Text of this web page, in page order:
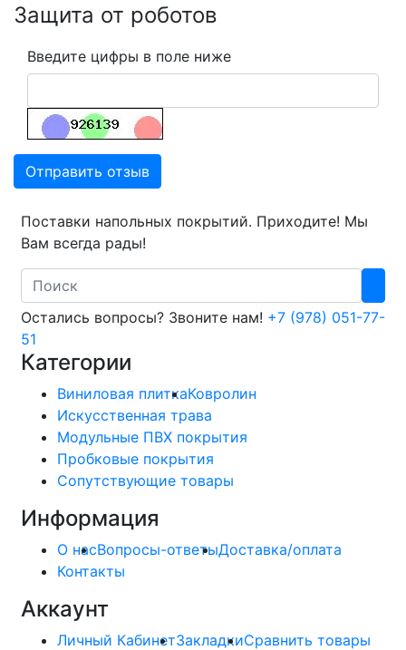
Защита от роботов
Введите цифры в поле ниже
Отправить отзыв
Поставки напольных покрытий. Приходите! Мы
Вам всегда рады!
Search
Остались вопросы? Звоните нам! +7 (978) 051-77-
51
Категории
Виниловая плиткаКовролин
Искусственная трава
Модульные ПВХ покрытия
Пробковые покрытия
Сопутствующие товары
Информация
О насВопросы-ответыДоставка/оплата
Контакты
Аккаунт
Личный КабинетЗакладкиСравнить товары